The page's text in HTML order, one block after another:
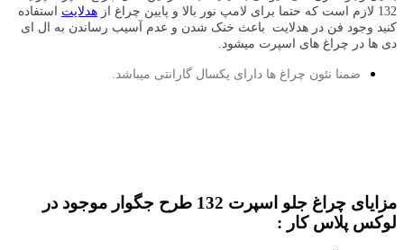
132 لازم است که حتما برای لامپ نور بالا و پایین چراغ از
هدلایت استفاده
کنید وجود فن در هدلایت باعث خنک شدن و عدم آسیب رساندن به ال ای
دی ها در چراغ های اسپرت میشود.
ضمنا نئون چراغ ها دارای یکسال گارانتی میباشد.
مزایای چراغ جلو اسپرت 132 طرح جگوار موجود در
لوکس پلاس کار :